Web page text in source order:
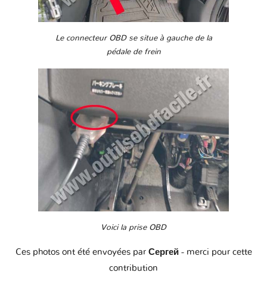
Le connecteur OBD se situe à gauche de la
pédale de frein
Voici la prise OBD
Ces photos ont été envoyées par Сергей - merci pour cette
contribution